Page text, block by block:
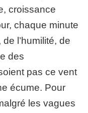
croissance
chaque minute
l’humilité, de
des
pas ce vent
écume. Pour
les vagues